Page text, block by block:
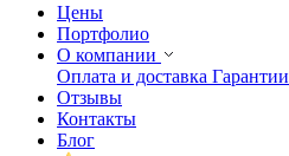
Цены
Портфолио
О компании
Оплата и доставка Гарантии
Отзывы
Контакты
Блог